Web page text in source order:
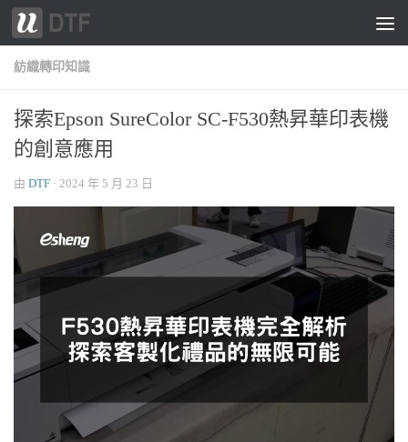
跳轉至內容
紡織轉印知識
探索Epson SureColor SC-F530熱昇華印表機
的創意應用
由 DTF · 2024 年 5 月 23 日